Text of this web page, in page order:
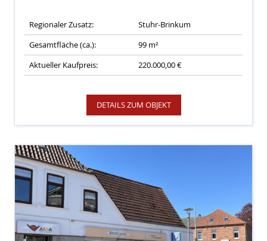
Regionaler Zusatz:
Stuhr-Brinkum
Gesamtfläche (ca.):
99 m²
Aktueller Kaufpreis:
220.000,00 €
DETAILS ZUM OBJEKT